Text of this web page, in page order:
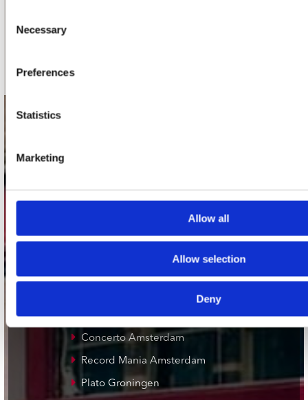
Selection
Necessary
Preferences
Statistics
Marketing
Allow all
Allow selection
Deny
Adres
Concerto Recordstore
Concerto Amsterdam
Record Mania Amsterdam
Plato Groningen